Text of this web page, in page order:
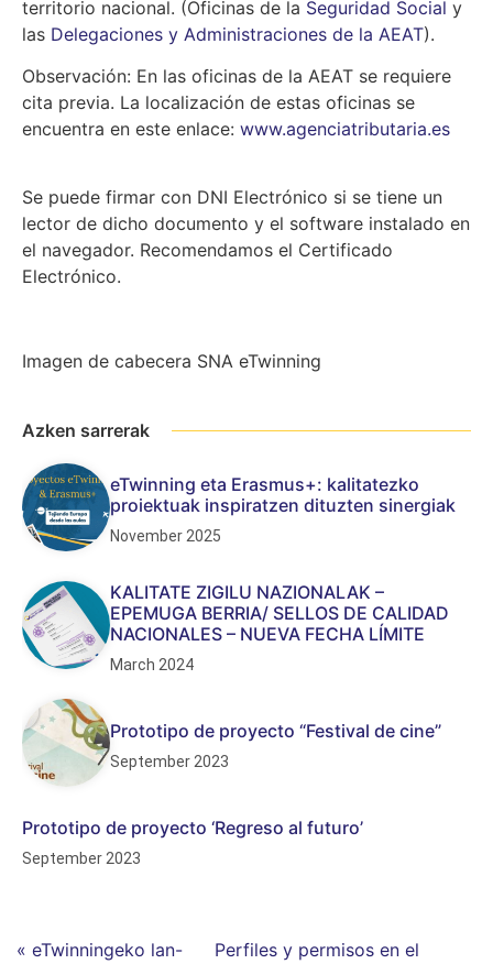
territorio nacional. (Oficinas de la Seguridad Social y
las Delegaciones y Administraciones de la AEAT).
Observación: En las oficinas de la AEAT se requiere
cita previa. La localización de estas oficinas se
encuentra en este enlace: www.agenciatributaria.es
Se puede firmar con DNI Electrónico si se tiene un
lector de dicho documento y el software instalado en
el navegador. Recomendamos el Certificado
Electrónico.
Imagen de cabecera SNA eTwinning
Azken sarrerak
eTwinning eta Erasmus+: kalitatezko
proiektuak inspiratzen dituzten sinergiak
November 2025
KALITATE ZIGILU NAZIONALAK –
EPEMUGA BERRIA/ SELLOS DE CALIDAD
NACIONALES – NUEVA FECHA LÍMITE
March 2024
Prototipo de proyecto “Festival de cine”
September 2023
Prototipo de proyecto ‘Regreso al futuro’
September 2023
« eTwinningeko lan-
Perfiles y permisos en el